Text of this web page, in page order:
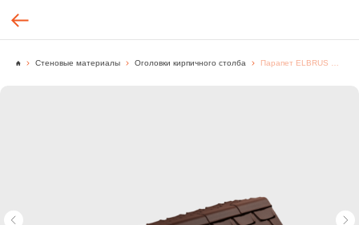
Стеновые материалы Оголовки кирпичного столба